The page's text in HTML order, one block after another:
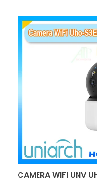
sáng ấm lên đến 10m.
CAMERA WIFI UNV